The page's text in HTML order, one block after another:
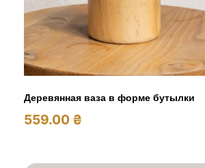
Деревянная ваза в форме бутылки
559.00 ₴